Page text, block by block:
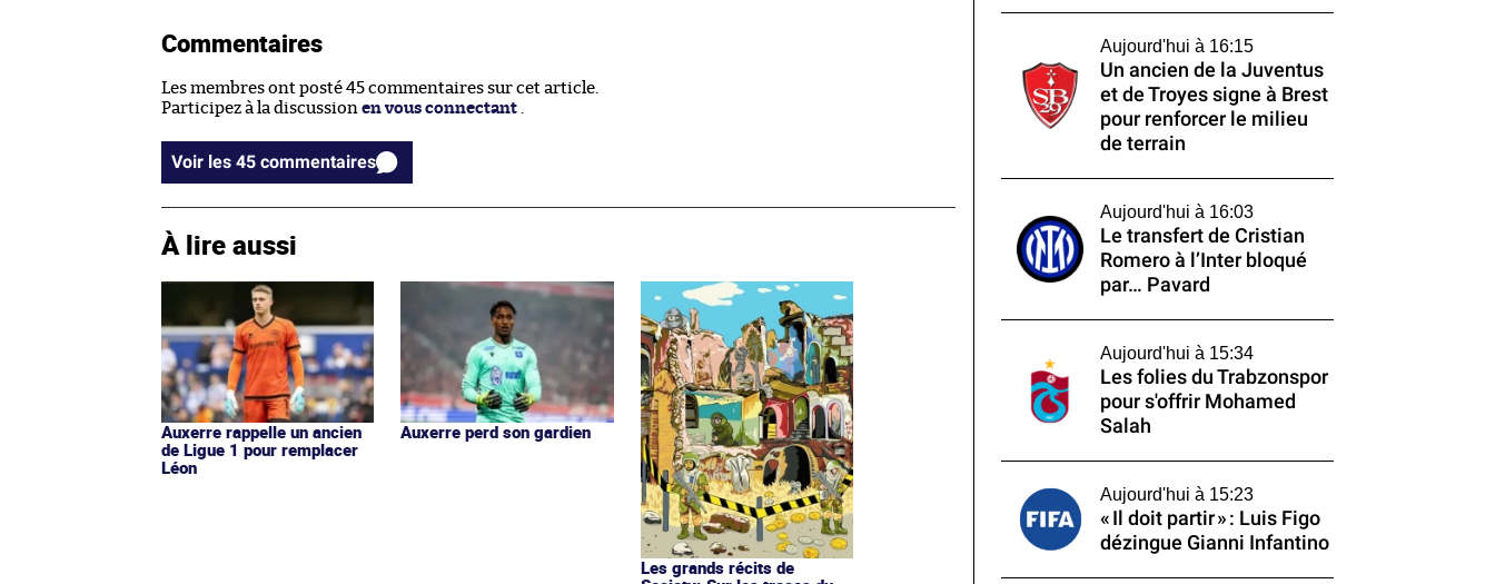
Commentaires
Les membres ont posté 45 commentaires sur cet article.
Participez à la discussion en vous connectant .
Voir les 45 commentaires
À lire aussi
Auxerre rappelle un ancien
de Ligue 1 pour remplacer
Léon
Auxerre perd son gardien
Les grands récits de
Aujourd'hui à 16:15
Un ancien de la Juventus
et de Troyes signe à Brest
pour renforcer le milieu
de terrain
Aujourd'hui à 16:03
Le transfert de Cristian
Romero à l’Inter bloqué
par… Pavard
Aujourd'hui à 15:34
Les folies du Trabzonspor
pour s'offrir Mohamed
Salah
Aujourd'hui à 15:23
« Il doit partir » : Luis Figo
dézingue Gianni Infantino